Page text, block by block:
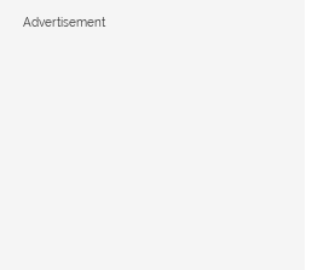
Advertisement